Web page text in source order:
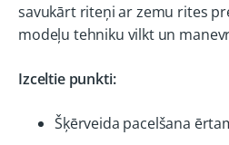
savukārt riteņi ar zemu rites
modeļu tehniku vilkt un
Izceltie punkti:
Šķērveida pacelšana